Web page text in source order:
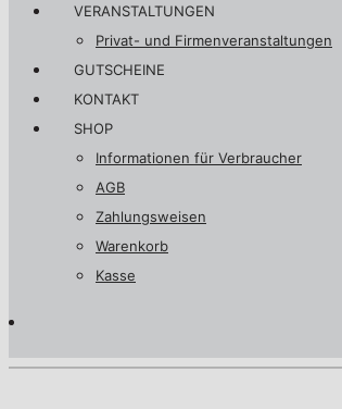
VERANSTALTUNGEN
Privat- und Firmenveranstaltungen
GUTSCHEINE
KONTAKT
SHOP
Informationen für Verbraucher
AGB
Zahlungsweisen
Warenkorb
Kasse